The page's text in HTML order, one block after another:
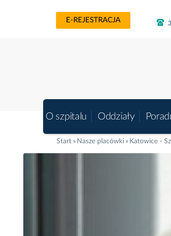
E-REJESTRACJA
O szpitalu Oddziały
Start Nasze placówki Katowice -